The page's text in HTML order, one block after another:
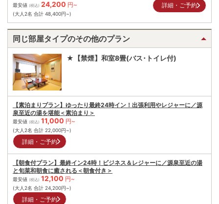
最安値 (税込) 24,200 円~
(大人2名 合計 48,400円~)
詳細・ご予約
同じ部屋タイプのその他のプラン
★【禁煙】和室8畳(バス･トイレ付)
【素泊まりプラン】ゆったり最終24時イン！出張利用やレジャーに／源
泉至近の湯を堪能＜素泊まり＞
最安値 (税込) 11,000 円~
(大人2名 合計 22,000円~)
詳細・ご予約
【朝食付プラン】最終イン24時！ビジネス＆レジャーに／源泉至近の湯
と旬菜和朝食に癒される＜朝食付き＞
最安値 (税込) 12,100 円~
(大人2名 合計 24,200円~)
詳細・ご予約